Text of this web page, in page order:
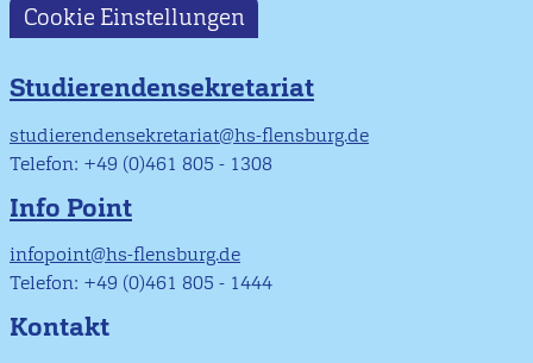
Cookie Einstellungen
Studierendensekretariat
studierendensekretariat@hs-flensburg.de
Telefon: +49 (0)461 805 - 1308
Info Point
infopoint@hs-flensburg.de
Telefon: +49 (0)461 805 - 1444
Kontakt